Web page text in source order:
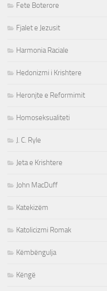
Fete Boterore
Fjalet e Jezusit
Harmonia Raciale
Hedonizmi i Krishtere
Heronjte e Reformimit
Homoseksualiteti
J. C. Ryle
Jeta e Krishtere
John MacDuff
Katekizëm
Katolicizmi Romak
Këmbëngulja
Këngë